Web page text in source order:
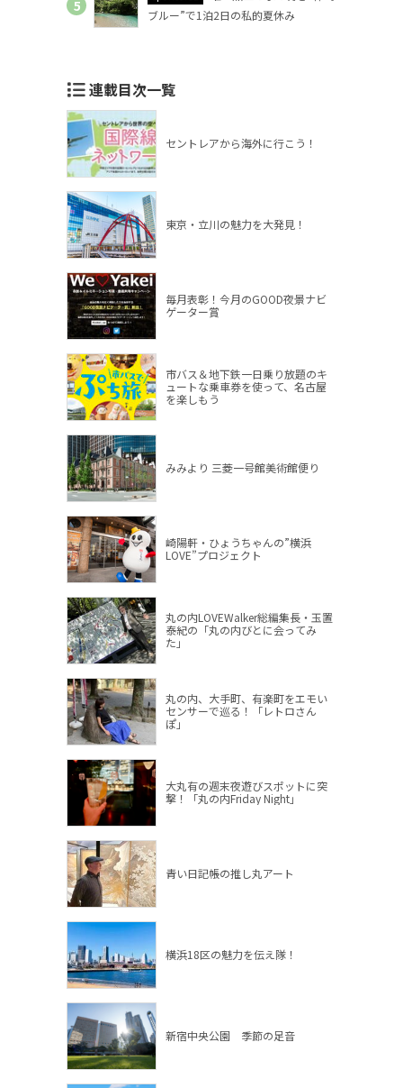
ブルー”で1泊2日の私的夏休み
連載目次一覧
セントレアから海外に行こう！
東京・立川の魅力を大発見！
毎月表彰！今月のGOOD夜景ナビ
ゲーター賞
市バス＆地下鉄一日乗り放題のキ
ュートな乗車券を使って、名古屋
を楽しもう
みみより 三菱一号館美術館便り
崎陽軒・ひょうちゃんの”横浜
LOVE”プロジェクト
丸の内LOVEWalker総編集長・玉置
泰紀の「丸の内びとに会ってみ
た」
丸の内、大手町、有楽町をエモい
センサーで巡る！「レトロさん
ぽ」
大丸有の週末夜遊びスポットに突
撃！「丸の内Friday Night」
青い日記帳の推し丸アート
横浜18区の魅力を伝え隊！
新宿中央公園 季節の足音